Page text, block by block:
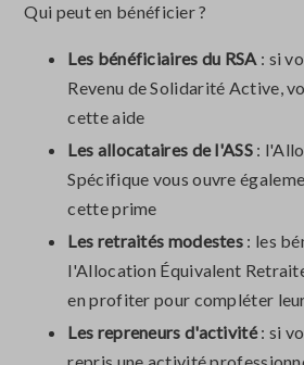
Qui peut en bénéficier ?
Les bénéficiaires du RSA : si
Revenu de Solidarité Active,
cette aide
Les allocataires de l'ASS:
Spécifique vous ouvre
cette prime
Les retraités modestes : les
l'Allocation Équivalent
en profiter pour compléter
Les repreneurs d'activité: si